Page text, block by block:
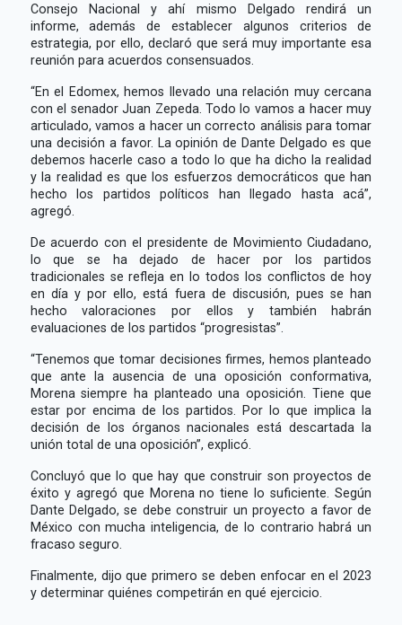
Consejo Nacional y ahí mismo Delgado rendirá un
informe, además de establecer algunos criterios de
estrategia, por ello, declaró que será muy importante esa
reunión para acuerdos consensuados.
“En el Edomex, hemos llevado una relación muy cercana
con el senador Juan Zepeda. Todo lo vamos a hacer muy
articulado, vamos a hacer un correcto análisis para tomar
una decisión a favor. La opinión de Dante Delgado es que
debemos hacerle caso a todo lo que ha dicho la realidad
y la realidad es que los esfuerzos democráticos que han
hecho los partidos políticos han llegado hasta acá”,
agregó.
De acuerdo con el presidente de Movimiento Ciudadano,
lo que se ha dejado de hacer por los partidos
tradicionales se refleja en lo todos los conflictos de hoy
en día y por ello, está fuera de discusión, pues se han
hecho valoraciones por ellos y también habrán
evaluaciones de los partidos “progresistas”.
“Tenemos que tomar decisiones firmes, hemos planteado
que ante la ausencia de una oposición conformativa,
Morena siempre ha planteado una oposición. Tiene que
estar por encima de los partidos. Por lo que implica la
decisión de los órganos nacionales está descartada la
unión total de una oposición”, explicó.
Concluyó que lo que hay que construir son proyectos de
éxito y agregó que Morena no tiene lo suficiente. Según
Dante Delgado, se debe construir un proyecto a favor de
México con mucha inteligencia, de lo contrario habrá un
fracaso seguro.
Finalmente, dijo que primero se deben enfocar en el 2023
y determinar quiénes competirán en qué ejercicio.